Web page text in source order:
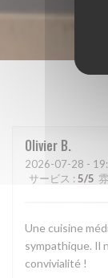
Olivier B
2026-07-28 -
サービス : 5/5
Une cuisine
sympathique. Il
convivialité !